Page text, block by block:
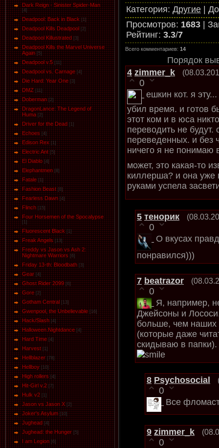
Dark Reign - Sinister Spider-Man
[4]
Deadpool: Back in Black [1]
Deadpool Kills Deadpool [2]
Deadpool Killustrated [3]
Deadpool Kills the Marvel Universe
Again [5]
Deadpool v.5 [11]
Deadpool vs. Carnage [4]
Die Hard: Year One [3]
DMZ [11]
Doberman [2]
DragonLance: The Legend of
Huma [2]
Driver for the Dead [1]
Eсhoеs [4]
Edison Rex [1]
Electric Ant [5]
El Diablo [4]
Elephantmen [8]
Fatale [1]
Fashion Beast [8]
Fearless Dawn [4]
Flinch [15]
Four Horsemen of the Spocalypse
[1]
Fluorescent Black [1]
Freak Angels [13]
Freddy vs Jason vs Ash 2:
Nightmare Warriors [6]
Friday 13-th: Bloodbath [3]
Gear [4]
Ghost Rider 2099 [6]
Gore [2]
Gotham Central [13]
Gwenpool, the Unbelievable [16]
Hack/Slash [4]
Halloween.Nightdance [4]
Hard Time [4]
Harvest [1]
Hellblazer [78]
Hellboy [10]
High rollers [4]
Hit-Girl v.2 [7]
Hulk v2 [1]
Jason vs Jason Х [2]
Joker's Asylum [10]
Jughead [4]
Jughead: the Hunger [5]
I am Legion [6]
Категория: Другие |
Просмотров: 1683 |
Рейтинг: 3.3/7
Всего комментариев: 14
Порядок
4 zimmer_k
0
ешкин кот. я
убил время. и готов
этот ком и в юса
переводить не будут.
переведенных. и без
ничего я не понимаю
может, это какая-то
киллерша? и она уже
руками успела
5 тенорик
0
О вкусах
понравился)))
7 beatrazor
0
Я, например,
Джейсоны и
больше, чем наших
(которые даже
скидываю в папки).
8 Psychosocial
0
Все
9 zimmer_k
0